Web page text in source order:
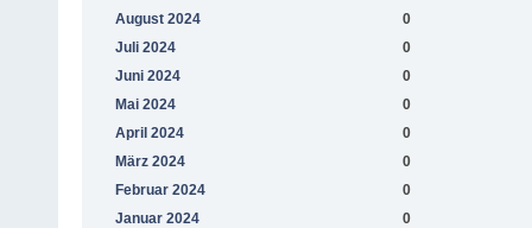
August 2024
0
Juli 2024
0
Juni 2024
0
Mai 2024
0
April 2024
0
März 2024
0
Februar 2024
0
Januar 2024
0